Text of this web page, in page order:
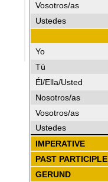
Vosotros/as
Ustedes
Yo
Tú
Él/Ella/Usted
Nosotros/as
Vosotros/as
Ustedes
IMPERATIVE
PAST PARTICIPLE
GERUND